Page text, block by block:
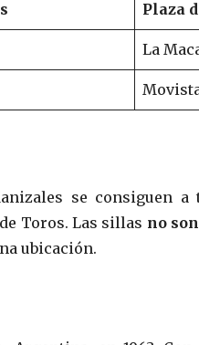
Plaza
La
se consiguen a
Toros. Las sillas no
ubicación.